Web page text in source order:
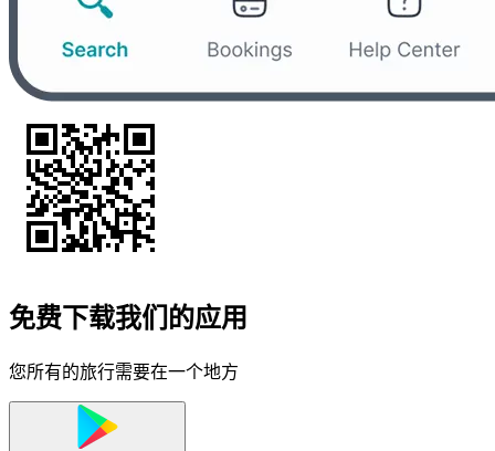
免费下载我们的应用
您所有的旅行需要在一个地方